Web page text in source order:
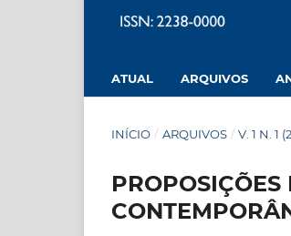
ATUAL ARQUIVOS
INÍCIO / ARQUIVOS / V. 1 N. 1